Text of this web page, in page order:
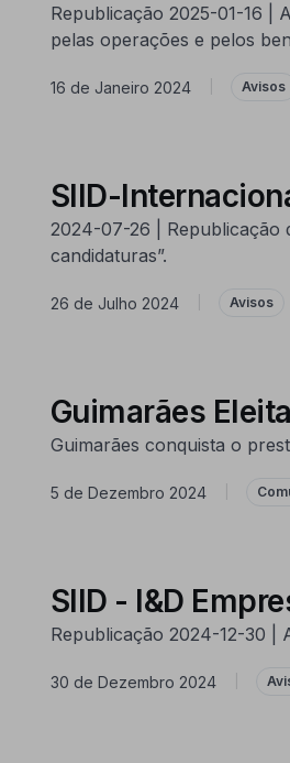
Republicação 2025-01-16 |
pelas operações e pelos
16 de Janeiro 2024 Avisos
SIID-
2024-07-26 | Republicação
candidaturas”.
26 de Julho 2024 Avisos
Guimarães
Guimarães conquista o
5 de Dezembro 2024
SIID - I&D
Republicação 2024-12-30 |
30 de Dezembro 2024